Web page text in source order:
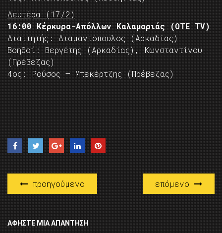
Δευτέρα (17/2)
16:00 Κέρκυρα-Απόλλων Καλαμαριάς (OTE TV)
Διαιτητής: Διαμαντόπουλος (Αρκαδίας)
Βοηθοί: Βεργέτης (Αρκαδίας), Κωνσταντίνου
(Πρέβεζας)
4ος: Ρούσος – Μπεκέρτζης (Πρέβεζας)
προηγούμενο επόμενο
ΑΦΉΣΤΕ ΜΙΑ ΑΠΆΝΤΗΣΗ